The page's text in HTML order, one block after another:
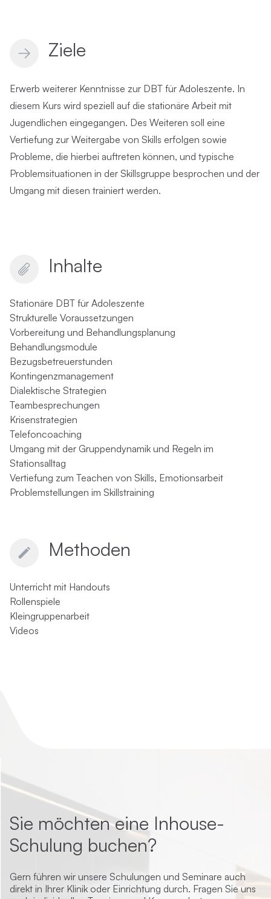
Ziele
Erwerb weiterer Kenntnisse zur DBT für Adoleszente. In
diesem Kurs wird speziell auf die stationäre Arbeit mit
Jugendlichen eingegangen. Des Weiteren soll eine
Vertiefung zur Weitergabe von Skills erfolgen sowie
Probleme, die hierbei auftreten können, und typische
Problemsituationen in der Skillsgruppe besprochen und der
Umgang mit diesen trainiert werden.
Inhalte
Stationäre DBT für Adoleszente
Strukturelle Voraussetzungen
Vorbereitung und Behandlungsplanung
Behandlungsmodule
Bezugsbetreuerstunden
Kontingenzmanagement
Dialektische Strategien
Teambesprechungen
Krisenstrategien
Telefoncoaching
Umgang mit der Gruppendynamik und Regeln im
Stationsalltag
Vertiefung zum Teachen von Skills, Emotionsarbeit
Problemstellungen im Skillstraining
Methoden
Unterricht mit Handouts
Rollenspiele
Kleingruppenarbeit
Videos
Sie möchten eine Inhouse-
Schulung buchen?
Gern führen wir unsere Schulungen und Seminare auch
direkt in Ihrer Klinik oder Einrichtung durch. Fragen Sie uns